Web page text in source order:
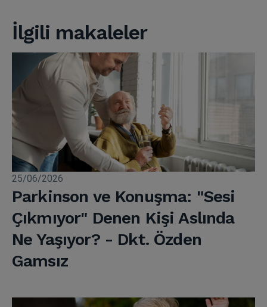
İlgili makaleler
25/06/2026
Parkinson ve Konuşma: "Sesi
Çıkmıyor" Denen Kişi Aslında
Ne Yaşıyor? - Dkt. Özden
Gamsız